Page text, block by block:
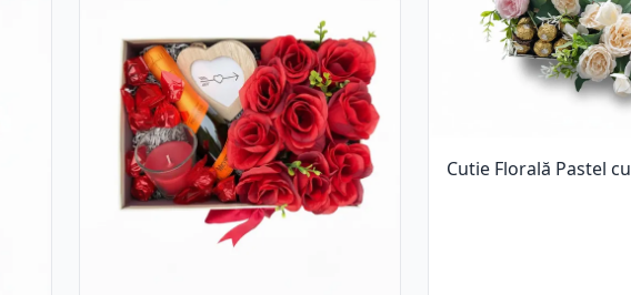
Cutie Florală Pastel cu